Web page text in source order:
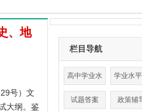
、地
号）文
大纲。鉴
栏目导航
高中学业水
平
学业水
绩查询
试题答案 政策辅